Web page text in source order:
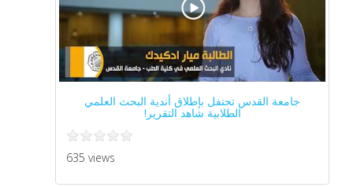
جامعة القدس تحتفل بإطلاق أندية البحث العلمي
الطلابية شاهد التقرير!
635 views